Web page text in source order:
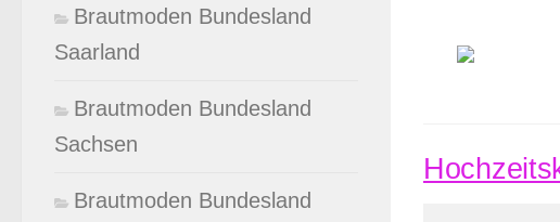
Brautmoden Bundesland
Saarland
Brautmoden Bundesland
Sachsen
Brautmoden Bundesland